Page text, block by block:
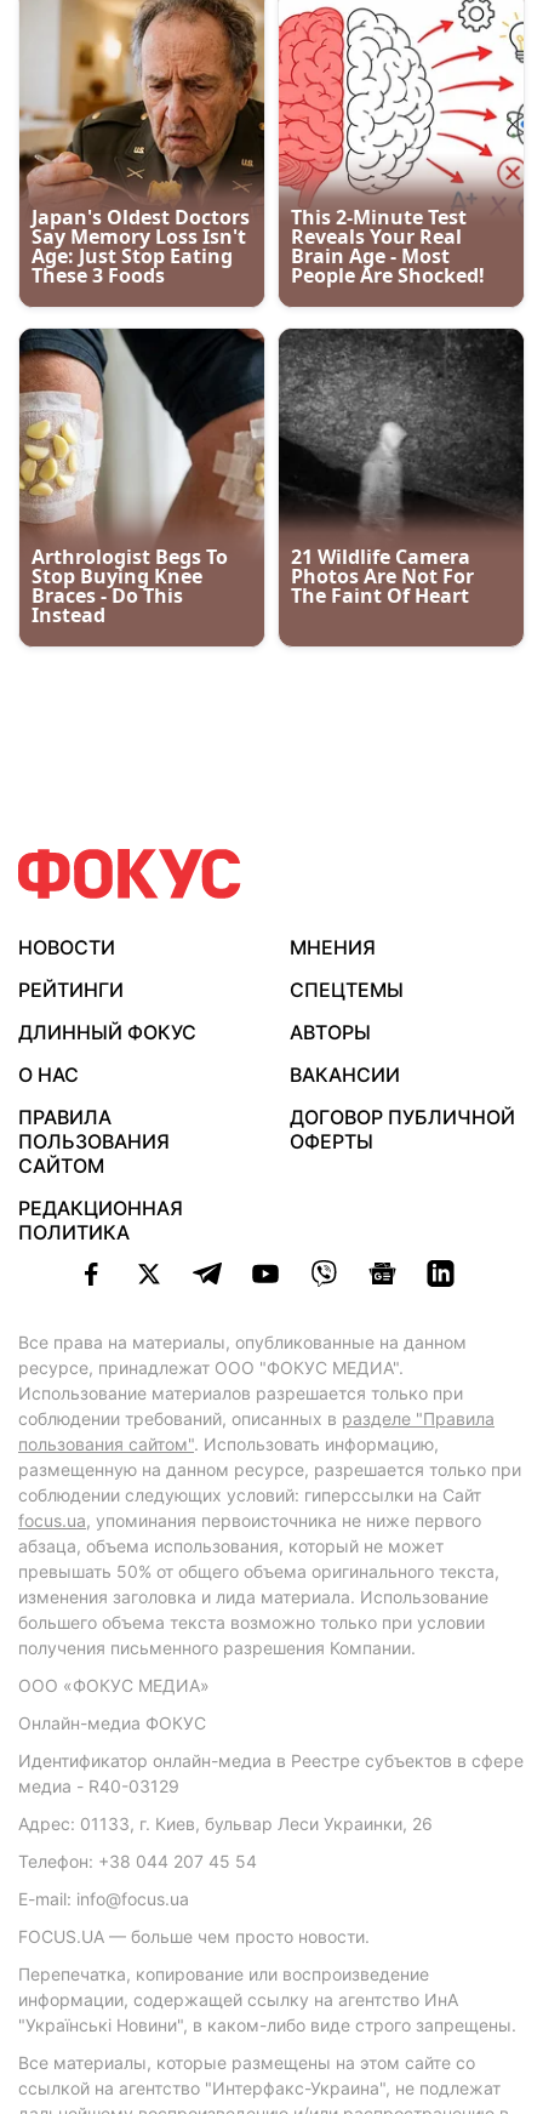
НОВОСТИ
МНЕНИЯ
РЕЙТИНГИ
СПЕЦТЕМЫ
ДЛИННЫЙ ФОКУС
АВТОРЫ
О НАС
ВАКАНСИИ
ПРАВИЛА
ПОЛЬЗОВАНИЯ
САЙТОМ
ДОГОВОР ПУБЛИЧНОЙ
ОФЕРТЫ
РЕДАКЦИОННАЯ
ПОЛИТИКА
Все права на материалы, опубликованные на данном
ресурсе, принадлежат ООО "ФОКУС МЕДИА".
Использование материалов разрешается только при
соблюдении требований, описанных в разделе "Правила
пользования сайтом". Использовать информацию,
размещенную на данном ресурсе, разрешается только при
соблюдении следующих условий: гиперссылки на Сайт
focus.ua, упоминания первоисточника не ниже первого
абзаца, объема использования, который не может
превышать 50% от общего объема оригинального текста,
изменения заголовка и лида материала. Использование
большего объема текста возможно только при условии
получения письменного разрешения Компании.
ООО «ФОКУС МЕДИА»
Онлайн-медиа ФОКУС
Идентификатор онлайн-медиа в Реестре субъектов в сфере
медиа - R40-03129
Адрес: 01133, г. Киев, бульвар Леси Украинки, 26
Телефон: +38 044 207 45 54
E-mail: info@focus.ua
FOCUS.UA — больше чем просто новости.
Перепечатка, копирование или воспроизведение
информации, содержащей ссылку на агентство ИнА
"Українські Новини", в каком-либо виде строго запрещены.
Все материалы, которые размещены на этом сайте со
ссылкой на агентство "Интерфакс-Украина", не подлежат